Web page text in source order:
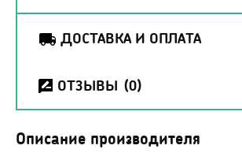
ДОСТАВКА И ОПЛАТА
ОТЗЫВЫ (0)
Описание производителя